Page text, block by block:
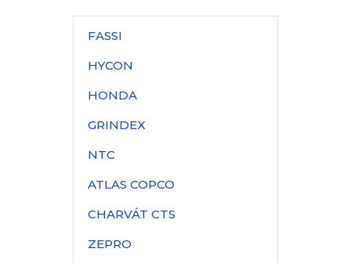
FASSI
HYCON
HONDA
GRINDEX
NTC
ATLAS COPCO
CHARVÁT CTS
ZEPRO